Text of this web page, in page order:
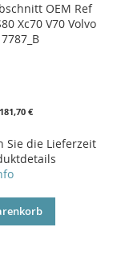
OEM Ref
Xc70 V70 Volvo
181,70 €
Sie die Lieferzeit